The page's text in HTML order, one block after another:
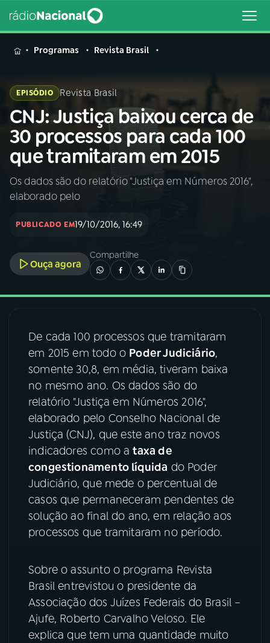
MENU
Buscar
na
Rádio
Nacional
Buscar
AO VIVO
INÍCIO
A RÁDIO
03PROGRAMAÇÃO
04PROGRAMAS
06VIDEOCASTS
08FESTIVAL DE MÚSICA
ACOMPANHE A RÁDIO NACIONAL
YouTube Facebook
TikTok
Programas Revista Brasil
EPISÓDIO Revista Brasil
CNJ: Justiça baixou cerca de
30 processos para cada 100
que tramitaram em 2015
Os dados são do relatório "Justiça em Números 2016",
elaborado pelo
PUBLICADO EM19/10/2016, 16:49
Ouça agora
Compartilhe
De cada 100 processos que tramitaram
em 2015 em todo o Poder Judiciário,
somente 30,8, em média, tiveram baixa
no mesmo ano. Os dados são do
relatório "Justiça em Números 2016",
elaborado pelo Conselho Nacional de
Justiça (CNJ), que este ano traz novos
indicadores como ataxa de
congestionamento líquida do Poder
Judiciário, que mede o percentual de
casos que permaneceram pendentes de
solução ao final do ano, em relação aos
processos que tramitaram no período.
Sobre o assunto o programa Revista
Brasil entrevistou o presidente da
Associação dos Juízes Federais do Brasil –
Ajufe, Roberto Carvalho Veloso. Ele
explica que tem uma quantidade muito